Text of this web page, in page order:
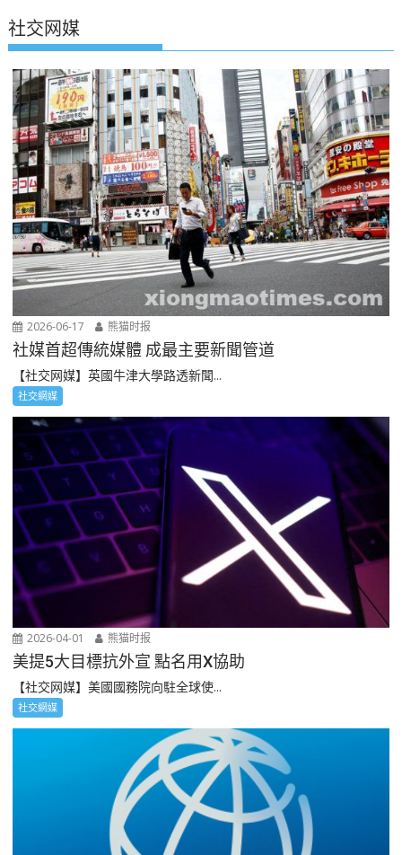
社交网媒
2026-06-17 熊猫时报
社媒首超傳統媒體 成最主要新聞管道
【社交网媒】英國牛津大學路透新聞...
社交網媒
2026-04-01 熊猫时报
美提5大目標抗外宣 點名用X協助
【社交网媒】美國國務院向駐全球使...
社交網媒